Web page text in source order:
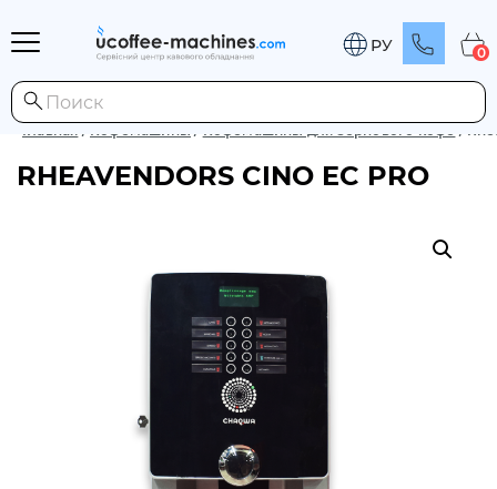
РУ 0
Главная / Кофемашины / Кофемашины для зернового кофе /
RHEAVENDORS CINO EC PRO